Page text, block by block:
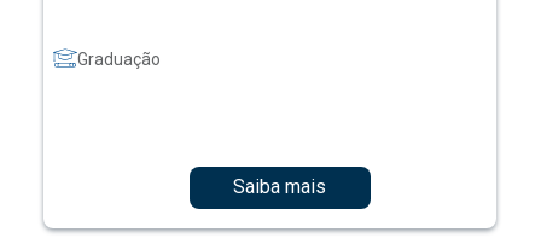
Graduação
Saiba mais